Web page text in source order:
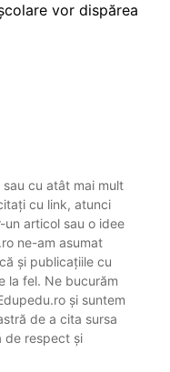
vor dispărea
cu atât mai mult
cu link, atunci
articol sau o idee
ne-am asumat
și publicațiile cu
la fel. Ne bucurăm
și suntem
de a cita sursa
de respect și